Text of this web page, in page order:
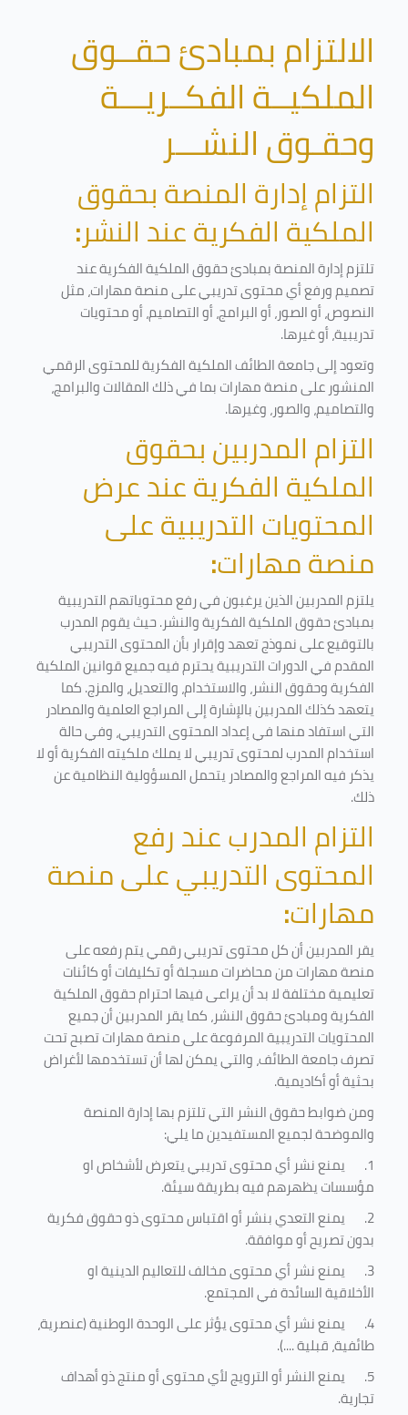
الالتزام بمبادئ حقــوق
الملكيــة الفكــريـــة
وحقـوق النشـــر
التزام إدارة المنصة بحقوق
الملكية الفكرية عند النشر:
تلتزم إدارة المنصة بمبادئ حقوق الملكية الفكرية عند
تصميم ورفع أي محتوى تدريبي على منصة مهارات، مثل
النصوص، أو الصور، أو البرامج، أو التصاميم، أو محتويات
تدريبية، أو غيرها.
وتعود إلى جامعة الطائف الملكية الفكرية للمحتوى الرقمي
المنشور على منصة مهارات بما في ذلك المقالات والبرامج،
والتصاميم، والصور، وغيرها.
التزام المدربين بحقوق
الملكية الفكرية عند عرض
المحتويات التدريبية على
منصة مهارات:
يلتزم المدربين الذين يرغبون في رفع محتوياتهم التدريبية
بمبادئ حقوق الملكية الفكرية والنشر. حيث يقوم المدرب
بالتوقيع على نموذج تعهد وإقرار بأن المحتوى التدريبي
المقدم في الدورات التدريبية يحترم فيه جميع قوانين الملكية
الفكرية وحقوق النشر، والاستخدام، والتعديل، والمزج. كما
يتعهد كذلك المدربين بالإشارة إلى المراجع العلمية والمصادر
التي استفاد منها في إعداد المحتوى التدريبي، وفي حالة
استخدام المدرب لمحتوى تدريبي لا يملك ملكيته الفكرية أو لا
يذكر فيه المراجع والمصادر يتحمل المسؤولية النظامية عن
ذلك.
التزام المدرب عند رفع
المحتوى التدريبي على منصة
مهارات:
يقر المدربين أن كل محتوى تدريبي رقمي يتم رفعه على
منصة مهارات من محاضرات مسجلة أو تكليفات أو كائنات
تعليمية مختلفة لا بد أن يراعى فيها احترام حقوق الملكية
الفكرية ومبادئ حقوق النشر، كما يقر المدربين أن جميع
المحتويات التدريبية المرفوعة على منصة مهارات تصبح تحت
تصرف جامعة الطائف، والتي يمكن لها أن تستخدمها لأغراض
بحثية أو أكاديمية.
ومن ضوابط حقوق النشر التي تلتزم بها إدارة المنصة
والموضحة لجميع المستفيدين ما يلي:
1.
يمنع نشر أي محتوى تدريبي يتعرض لأشخاص او
مؤسسات يظهرهم فيه بطريقة سيئة.
2.
يمنع التعدي بنشر أو اقتباس محتوى ذو حقوق فكرية
بدون تصريح أو موافقة.
3.
يمنع نشر أي محتوى مخالف للتعاليم الدينية او
الأخلاقية السائدة في المجتمع.
4.
يمنع نشر أي محتوى يؤثر على الوحدة الوطنية (عنصرية،
طائفية، قبلية ....).
5.
يمنع النشر أو الترويج لأي محتوى أو منتج ذو أهداف
تجارية.